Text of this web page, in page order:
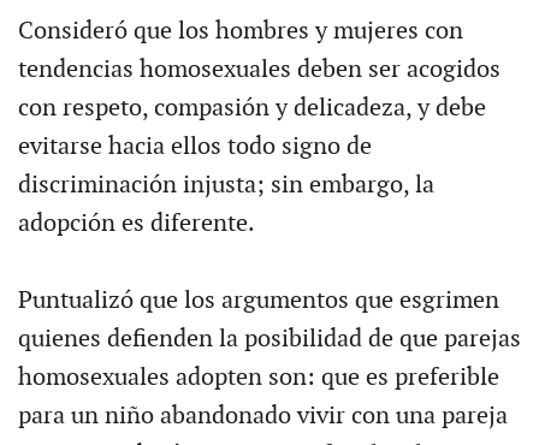
Consideró que los hombres y mujeres con
tendencias homosexuales deben ser acogidos
con respeto, compasión y delicadeza, y debe
evitarse hacia ellos todo signo de
discriminación injusta; sin embargo, la
adopción es diferente.
Puntualizó que los argumentos que esgrimen
quienes defienden la posibilidad de que parejas
homosexuales adopten son: que es preferible
para un niño abandonado vivir con una pareja